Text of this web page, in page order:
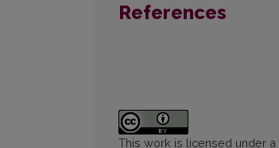
References
This work is licensed under a